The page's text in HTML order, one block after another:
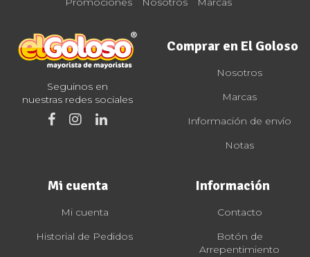
Seguinos en
nuestras redes sociales
Comprar en El Goloso
Nosotros
Marcas
Información de envío
Notas
Mi cuenta
Mi cuenta
Historial de Pedidos
Información
Contacto
Botón de
Arrepentimiento